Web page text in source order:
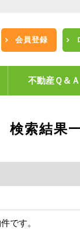
会員登録
不動産Ｑ＆Ａ
検索結果
です。